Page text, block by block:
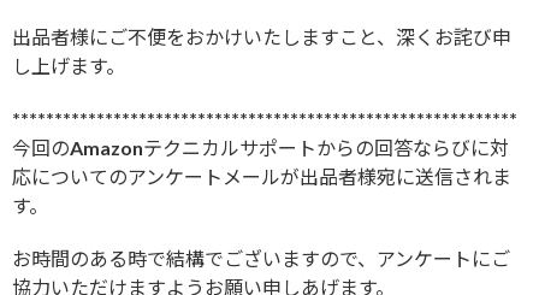
出品者様にご不便をおかけいたしますこと、深くお詫び申
し上げます。
************************************************************
今回のAmazonテクニカルサポートからの回答ならびに対
応についてのアンケートメールが出品者様宛に送信されま
す。
お時間のある時で結構でございますので、アンケートにご
協力いただけますようお願い申しあげます。